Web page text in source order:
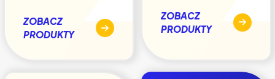
ZOBACZ
PRODUKTY
ZOBACZ
PRODUKTY